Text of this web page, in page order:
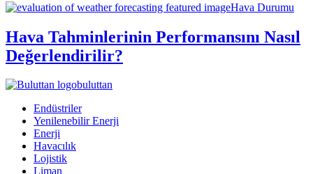
Hava Durumu
Hava Tahminlerinin Performansını Nasıl
Değerlendirilir?
buluttan
Endüstriler
Yenilenebilir Enerji
Enerji
Havacılık
Lojistik
Liman